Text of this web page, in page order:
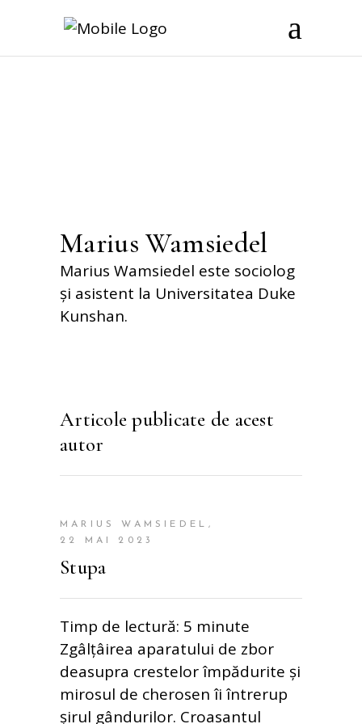
Marius Wamsiedel
Marius Wamsiedel este sociolog
și asistent la Universitatea Duke
Kunshan.
Articole publicate de acest
autor
MARIUS WAMSIEDEL
22 MAI 2023
Stupa
Timp de lectură: 5 minute
Zgâlțâirea aparatului de zbor
deasupra crestelor împădurite și
mirosul de cherosen îi întrerup
șirul gândurilor. Croasantul